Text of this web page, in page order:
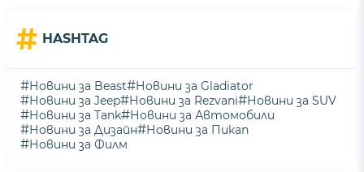
# HASHTAG
#Новини за Beast#Новини за Gladiator
#Новини за Jeep#Новини за Rezvani#Новини за SUV
#Новини за Tank#Новини за Автомобили
#Новини за Дизайн#Новини за Пикап
#Новини за Филм